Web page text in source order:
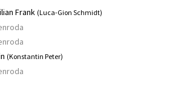
Frank (Luca-Gion Schmidt)
(Konstantin Peter)